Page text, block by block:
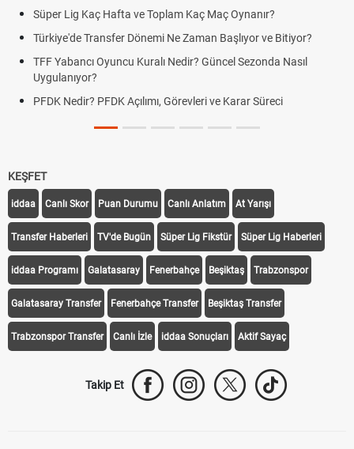
Süper Lig Kaç Hafta ve Toplam Kaç Maç Oynanır?
Türkiye'de Transfer Dönemi Ne Zaman Başlıyor ve Bitiyor?
TFF Yabancı Oyuncu Kuralı Nedir? Güncel Sezonda Nasıl
Uygulanıyor?
PFDK Nedir? PFDK Açılımı, Görevleri ve Karar Süreci
KEŞFET
iddaa Canlı Skor Puan Durumu Canlı Anlatım At Yarışı
Transfer Haberleri TV'de Bugün Süper Lig Fikstür Süper Lig Haberleri
iddaa Programı Galatasaray Fenerbahçe Beşiktaş Trabzonspor
Galatasaray Transfer Fenerbahçe Transfer Beşiktaş Transfer
Trabzonspor Transfer Canlı İzle iddaa Sonuçları Aktif Sayaç
Takip Et